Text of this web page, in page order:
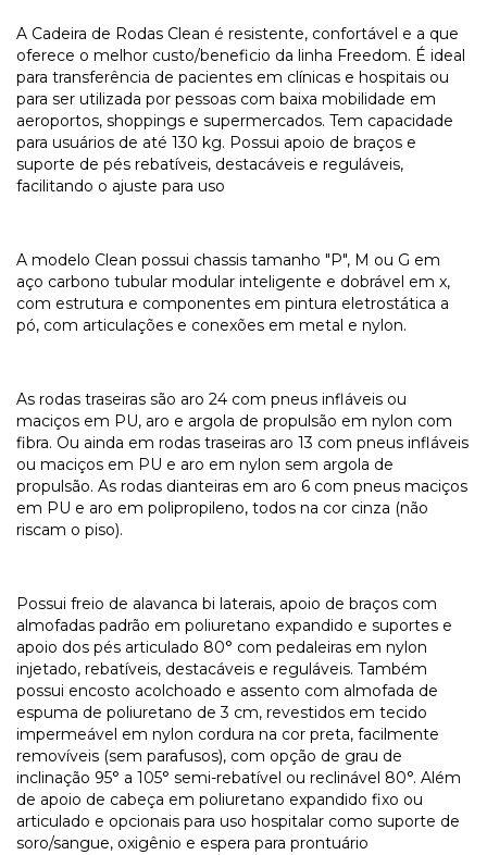
A Cadeira de Rodas Clean é resistente, confortável e a que
oferece o melhor custo/beneficio da linha Freedom. É ideal
para transferência de pacientes em clínicas e hospitais ou
para ser utilizada por pessoas com baixa mobilidade em
aeroportos, shoppings e supermercados. Tem capacidade
para usuários de até 130 kg. Possui apoio de braços e
suporte de pés rebatíveis, destacáveis e reguláveis,
facilitando o ajuste para uso
A modelo Clean possui chassis tamanho "P", M ou G em
aço carbono tubular modular inteligente e dobrável em x,
com estrutura e componentes em pintura eletrostática a
pó, com articulações e conexões em metal e nylon.
As rodas traseiras são aro 24 com pneus infláveis ou
maciços em PU, aro e argola de propulsão em nylon com
fibra. Ou ainda em rodas traseiras aro 13 com pneus infláveis
ou maciços em PU e aro em nylon sem argola de
propulsão. As rodas dianteiras em aro 6 com pneus maciços
em PU e aro em polipropileno, todos na cor cinza (não
riscam o piso).
Possui freio de alavanca bi laterais, apoio de braços com
almofadas padrão em poliuretano expandido e suportes e
apoio dos pés articulado 80° com pedaleiras em nylon
injetado, rebatíveis, destacáveis e reguláveis. Também
possui encosto acolchoado e assento com almofada de
espuma de poliuretano de 3 cm, revestidos em tecido
impermeável em nylon cordura na cor preta, facilmente
removíveis (sem parafusos), com opção de grau de
inclinação 95° a 105° semi-rebatível ou reclinável 80°. Além
de apoio de cabeça em poliuretano expandido fixo ou
articulado e opcionais para uso hospitalar como suporte de
soro/sangue, oxigênio e espera para prontuário